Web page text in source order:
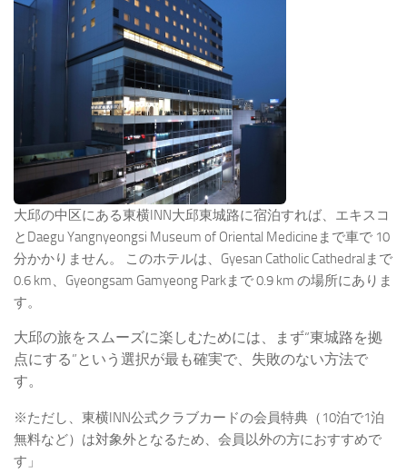
大邱の中区にある東横INN大邱東城路に宿泊すれば、エキスコ
とDaegu Yangnyeongsi Museum of Oriental Medicineまで車で 10
分かかりません。 このホテルは、Gyesan Catholic Cathedralまで
0.6 km、Gyeongsam Gamyeong Parkまで 0.9 km の場所にありま
す。
大邱の旅をスムーズに楽しむためには、まず“東城路を拠
点にする”という選択が最も確実で、失敗のない方法で
す。
※ただし、東横INN公式クラブカードの会員特典（10泊で1泊
無料など）は対象外となるため、会員以外の方におすすめで
す」